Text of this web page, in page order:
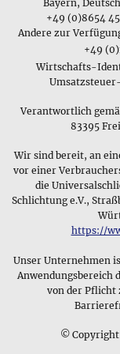
einem
an.
Anfangs
Steine, wobei wir
Buchform
heute noch ein
überzeugen
garantierten
Onlineshop für
Anhänger,
Sortiment an
alte und moderne
Shop bietet eine
Wikingerschmuck
Unsere
erfüllen, die für
haben.
Magische
Viele
Bayern,
+49 (0)8654
Andere zur
+49
Wirtschafts-
Verantwortlich
83395
Wir sind bereit, an
vor einer
die
Schlichtung e.V.,
https://
Unser Unternehmen
Anwendungsbereich
von der Pflicht
©